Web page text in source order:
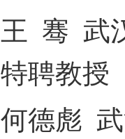
王 骞 武
特聘教授
何德彪